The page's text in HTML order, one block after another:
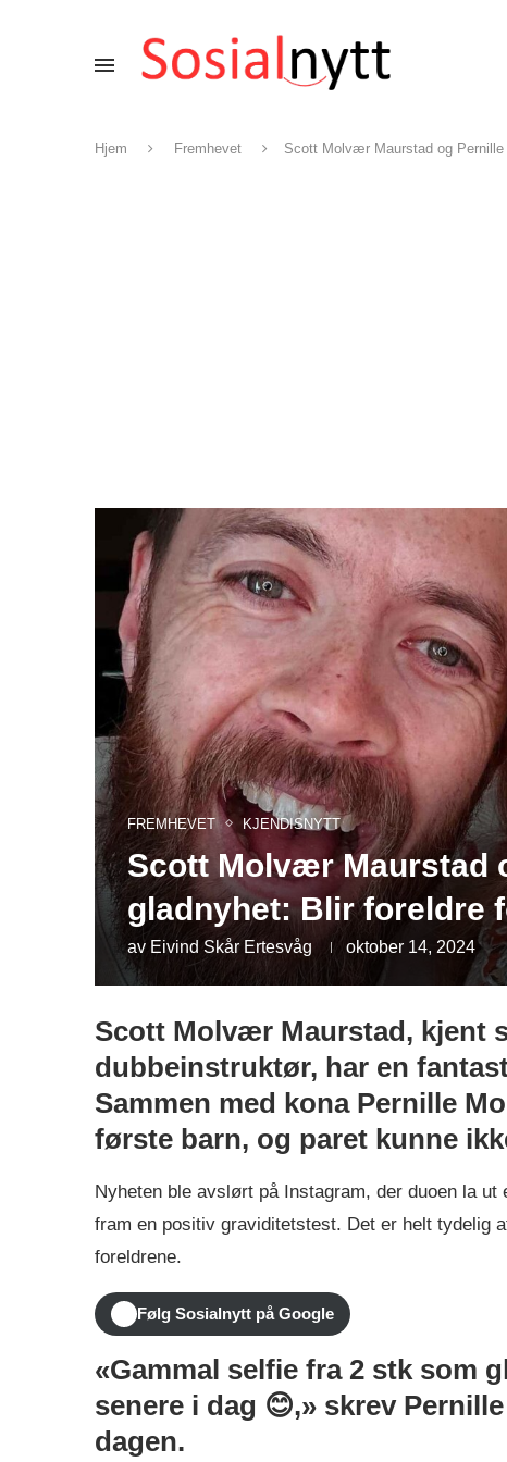
Hjem Fremhevet Scott Molvær Maurstad og
FREMHEVET KJENDISNYTT
Scott Molvær Maurstad
gladnyhet: Blir foreldre
av Eivind Skår Ertesvåg oktober 14, 2024
Scott Molvær Maurstad, kjent
dubbeinstruktør, har en
Sammen med kona Pernille
første barn, og paret kunne
Nyheten ble avslørt på Instagram, der duoen la
fram en positiv graviditetstest. Det er helt tydelig
foreldrene.
Følg Sosialnytt på Google
«Gammal selfie fra 2 stk som
senere i dag 😊,» skrev
dagen.